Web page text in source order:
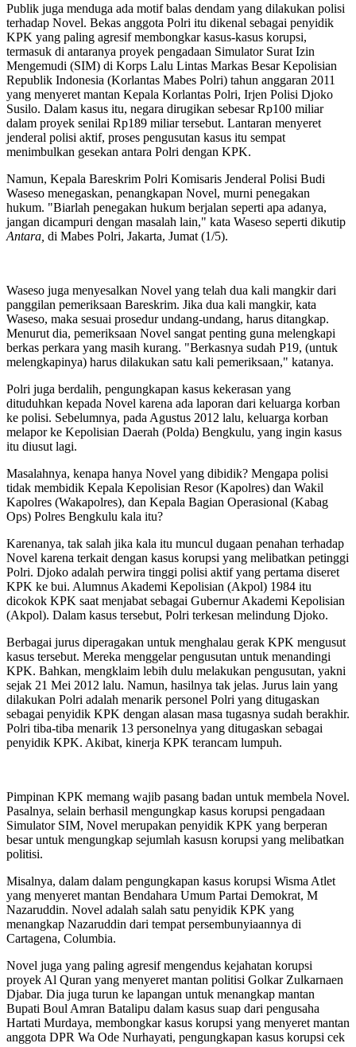
Publik juga menduga ada motif balas dendam yang dilakukan polisi
terhadap Novel. Bekas anggota Polri itu dikenal sebagai penyidik
KPK yang paling agresif membongkar kasus-kasus korupsi,
termasuk di antaranya proyek pengadaan Simulator Surat Izin
Mengemudi (SIM) di Korps Lalu Lintas Markas Besar Kepolisian
Republik Indonesia (Korlantas Mabes Polri) tahun anggaran 2011
yang menyeret mantan Kepala Korlantas Polri, Irjen Polisi Djoko
Susilo. Dalam kasus itu, negara dirugikan sebesar Rp100 miliar
dalam proyek senilai Rp189 miliar tersebut. Lantaran menyeret
jenderal polisi aktif, proses pengusutan kasus itu sempat
menimbulkan gesekan antara Polri dengan KPK.
Namun, Kepala Bareskrim Polri Komisaris Jenderal Polisi Budi
Waseso menegaskan, penangkapan Novel, murni penegakan
hukum. "Biarlah penegakan hukum berjalan seperti apa adanya,
jangan dicampuri dengan masalah lain," kata Waseso seperti dikutip
Antara, di Mabes Polri, Jakarta, Jumat (1/5).
Waseso juga menyesalkan Novel yang telah dua kali mangkir dari
panggilan pemeriksaan Bareskrim. Jika dua kali mangkir, kata
Waseso, maka sesuai prosedur undang-undang, harus ditangkap.
Menurut dia, pemeriksaan Novel sangat penting guna melengkapi
berkas perkara yang masih kurang. "Berkasnya sudah P19, (untuk
melengkapinya) harus dilakukan satu kali pemeriksaan," katanya.
Polri juga berdalih, pengungkapan kasus kekerasan yang
dituduhkan kepada Novel karena ada laporan dari keluarga korban
ke polisi. Sebelumnya, pada Agustus 2012 lalu, keluarga korban
melapor ke Kepolisian Daerah (Polda) Bengkulu, yang ingin kasus
itu diusut lagi.
Masalahnya, kenapa hanya Novel yang dibidik? Mengapa polisi
tidak membidik Kepala Kepolisian Resor (Kapolres) dan Wakil
Kapolres (Wakapolres), dan Kepala Bagian Operasional (Kabag
Ops) Polres Bengkulu kala itu?
Karenanya, tak salah jika kala itu muncul dugaan penahan terhadap
Novel karena terkait dengan kasus korupsi yang melibatkan petinggi
Polri. Djoko adalah perwira tinggi polisi aktif yang pertama diseret
KPK ke bui. Alumnus Akademi Kepolisian (Akpol) 1984 itu
dicokok KPK saat menjabat sebagai Gubernur Akademi Kepolisian
(Akpol). Dalam kasus tersebut, Polri terkesan melindung Djoko.
Berbagai jurus diperagakan untuk menghalau gerak KPK mengusut
kasus tersebut. Mereka menggelar pengusutan untuk menandingi
KPK. Bahkan, mengklaim lebih dulu melakukan pengusutan, yakni
sejak 21 Mei 2012 lalu. Namun, hasilnya tak jelas. Jurus lain yang
dilakukan Polri adalah menarik personel Polri yang ditugaskan
sebagai penyidik KPK dengan alasan masa tugasnya sudah berakhir.
Polri tiba-tiba menarik 13 personelnya yang ditugaskan sebagai
penyidik KPK. Akibat, kinerja KPK terancam lumpuh.
Pimpinan KPK memang wajib pasang badan untuk membela Novel.
Pasalnya, selain berhasil mengungkap kasus korupsi pengadaan
Simulator SIM, Novel merupakan penyidik KPK yang berperan
besar untuk mengungkap sejumlah kasusn korupsi yang melibatkan
politisi.
Misalnya, dalam dalam pengungkapan kasus korupsi Wisma Atlet
yang menyeret mantan Bendahara Umum Partai Demokrat, M
Nazaruddin. Novel adalah salah satu penyidik KPK yang
menangkap Nazaruddin dari tempat persembunyiaannya di
Cartagena, Columbia.
Novel juga yang paling agresif mengendus kejahatan korupsi
proyek Al Quran yang menyeret mantan politisi Golkar Zulkarnaen
Djabar. Dia juga turun ke lapangan untuk menangkap mantan
Bupati Boul Amran Batalipu dalam kasus suap dari pengusaha
Hartati Murdaya, membongkar kasus korupsi yang menyeret mantan
anggota DPR Wa Ode Nurhayati, pengungkapan kasus korupsi cek